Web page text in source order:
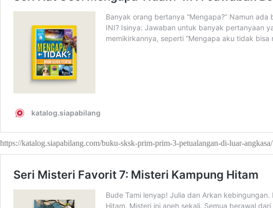
https://katalog.siapabilang.com/buku-sksk-prim-prim-3-petualangan-di-luar-angkasa/